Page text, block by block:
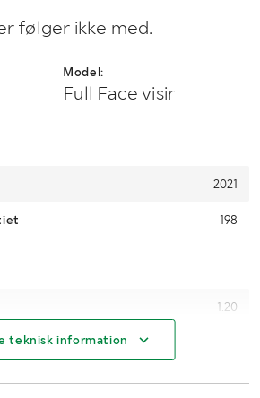
følger ikke med.
Model:
Full Face visir
2021
198
1.20
teknisk information